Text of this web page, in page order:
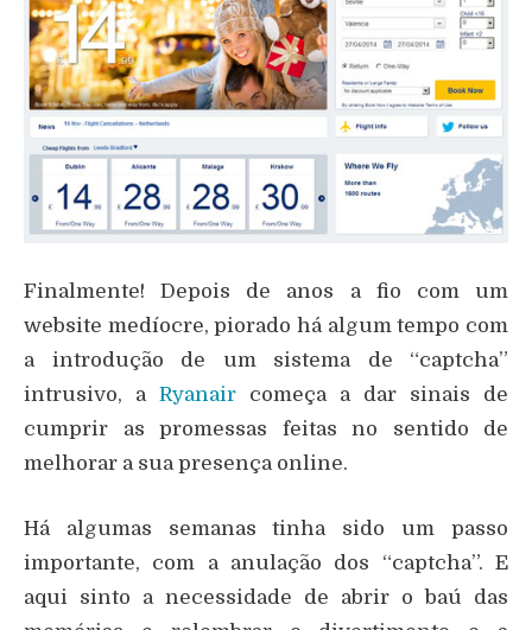
Finalmente! Depois de anos a fio com um
website medíocre, piorado há algum tempo com
a introdução de um sistema de “captcha”
intrusivo, a Ryanair começa a dar sinais de
cumprir as promessas feitas no sentido de
melhorar a sua presença online.
Há algumas semanas tinha sido um passo
importante, com a anulação dos “captcha”. E
aqui sinto a necessidade de abrir o baú das